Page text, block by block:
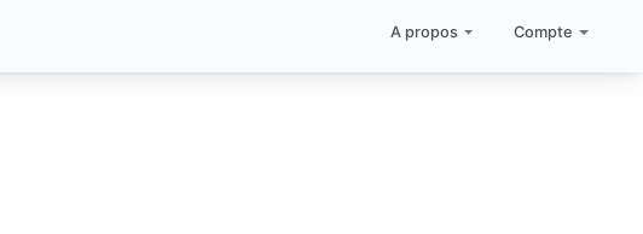
A propos Compte